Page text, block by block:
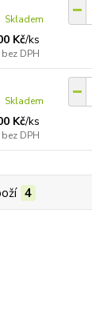
Kč/ks
bez DPH
Skladem
Kč/ks
bez DPH
Skladem
4